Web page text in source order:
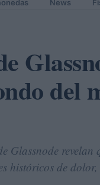
News
del
Glassnode
históricos de